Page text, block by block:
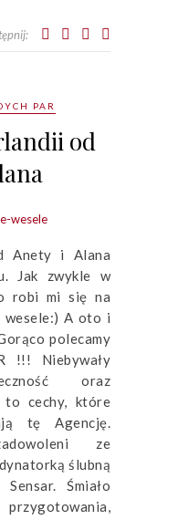
PAR
od
Anety i Alana
Jak zwykle w
robi mi się na
wesele:) A oto i
polecamy
!!! Niebywały
oraz
to cechy, które
tę Agencję.
ze
ślubną
Śmiało